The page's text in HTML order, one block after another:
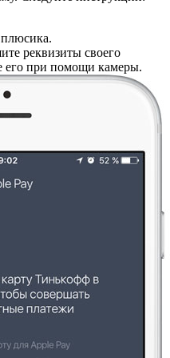
реквизиты своего
его при помощи камеры.